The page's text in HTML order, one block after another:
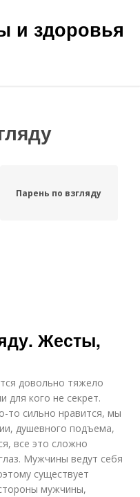
и здоровья
Парень по взгляду
Жесты,
довольно тяжело
для кого не секрет.
то сильно нравится, мы
душевного подъема,
все это сложно
Мужчины ведут себя
существует
мужчины,